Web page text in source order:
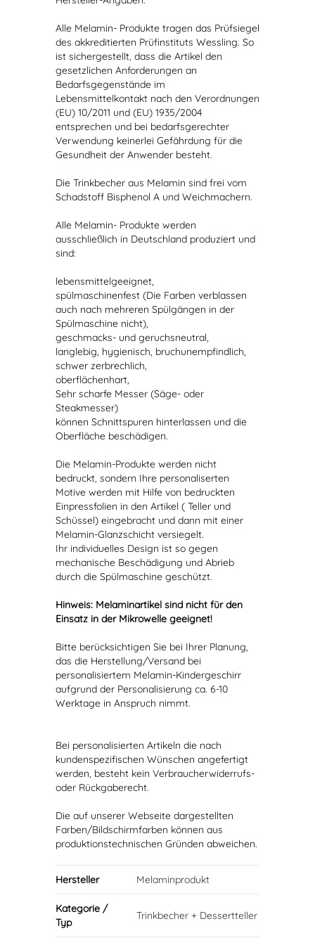
Alle Melamin- Produkte tragen das Prüfsiegel
des akkreditierten Prüfinstituts Wessling. So
ist sichergestellt, dass die Artikel den
gesetzlichen Anforderungen an
Bedarfsgegenstände im
Lebensmittelkontakt nach den Verordnungen
(EU) 10/2011 und (EU) 1935/2004
entsprechen und bei bedarfsgerechter
Verwendung keinerlei Gefährdung für die
Gesundheit der Anwender besteht.
Die Trinkbecher aus Melamin sind frei vom
Schadstoff Bisphenol A und Weichmachern.
Alle Melamin- Produkte werden
ausschließlich in Deutschland produziert und
sind:
lebensmittelgeeignet,
spülmaschinenfest (Die Farben verblassen
auch nach mehreren Spülgängen in der
Spülmaschine nicht),
geschmacks- und geruchsneutral,
langlebig, hygienisch, bruchunempfindlich,
schwer zerbrechlich,
oberflächenhart,
Sehr scharfe Messer (Säge- oder
Steakmesser)
können Schnittspuren hinterlassen und die
Oberfläche beschädigen.
Die Melamin-Produkte werden nicht
bedruckt, sondern Ihre personaliserten
Motive werden mit Hilfe von bedruckten
Einpressfolien in den Artikel ( Teller und
Schüssel) eingebracht und dann mit einer
Melamin-Glanzschicht versiegelt.
Ihr individuelles Design ist so gegen
mechanische Beschädigung und Abrieb
durch die Spülmaschine geschützt.
Hinweis: Melaminartikel sind nicht für den
Einsatz in der Mikrowelle geeignet!
Bitte berücksichtigen Sie bei Ihrer Planung,
das die Herstellung/Versand bei
personalisiertem Melamin-Kindergeschirr
aufgrund der Personalisierung ca. 6-10
Werktage in Anspruch nimmt.
Bei personalisierten Artikeln die nach
kundenspezifischen Wünschen angefertigt
werden, besteht kein Verbraucherwiderrufs-
oder Rückgaberecht.
Die auf unserer Webseite dargestellten
Farben/Bildschirmfarben können aus
produktionstechnischen Gründen abweichen.
Hersteller Melaminprodukt
Kategorie /
Typ
Trinkbecher + Dessertteller